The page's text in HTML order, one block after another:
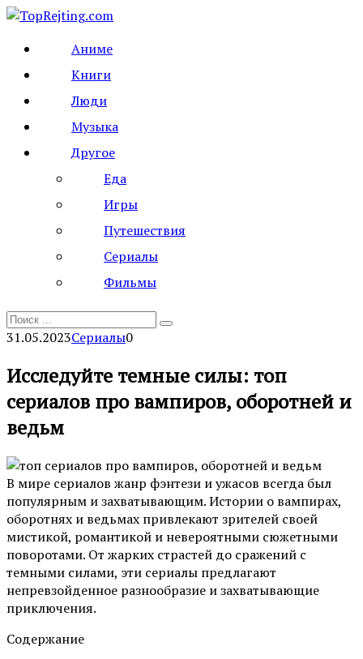
Перейти
контенту
Аниме
Книги
Люди
Музыка
Другое
Еда
Игры
Путешествия
Сериалы
Фильмы
Search
for:
31.05.2023Сериалы0
Исследуйте темные силы: топ
сериалов про вампиров, оборотней и
ведьм
В мире сериалов жанр фэнтези и ужасов всегда был
популярным и захватывающим. Истории о вампирах,
оборотнях и ведьмах привлекают зрителей своей
мистикой, романтикой и невероятными сюжетными
поворотами. От жарких страстей до сражений с
темными силами, эти сериалы предлагают
непревзойденное разнообразие и захватывающие
приключения.
Содержание